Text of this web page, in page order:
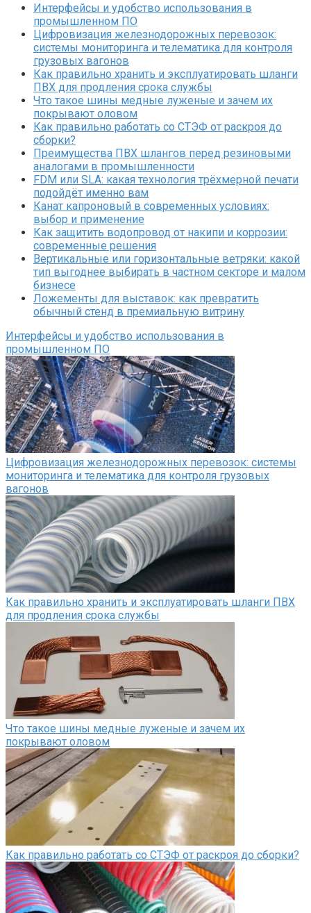
Интерфейсы и удобство использования в
промышленном ПО
Цифровизация железнодорожных перевозок:
системы мониторинга и телематика для контроля
грузовых вагонов
Как правильно хранить и эксплуатировать шланги
ПВХ для продления срока службы
Что такое шины медные луженые и зачем их
покрывают оловом
Как правильно работать со СТЭФ от раскроя до
сборки?
Преимущества ПВХ шлангов перед резиновыми
аналогами в промышленности
FDM или SLA: какая технология трёхмерной печати
подойдёт именно вам
Канат капроновый в современных условиях:
выбор и применение
Как защитить водопровод от накипи и коррозии:
современные решения
Вертикальные или горизонтальные ветряки: какой
тип выгоднее выбирать в частном секторе и малом
бизнесе
Ложементы для выставок: как превратить
обычный стенд в премиальную витрину
Интерфейсы и удобство использования в
промышленном ПО
Цифровизация железнодорожных перевозок: системы
мониторинга и телематика для контроля грузовых
вагонов
Как правильно хранить и эксплуатировать шланги ПВХ
для продления срока службы
Что такое шины медные луженые и зачем их
покрывают оловом
Как правильно работать со СТЭФ от раскроя до сборки?